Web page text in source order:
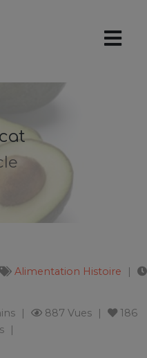
Alimentation Histoire
887 Vues
186